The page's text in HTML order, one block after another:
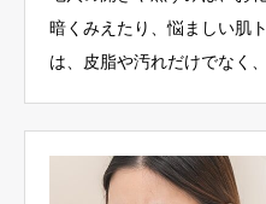
暗くみえたり、悩ましい肌
は、皮脂や汚れだけでなく